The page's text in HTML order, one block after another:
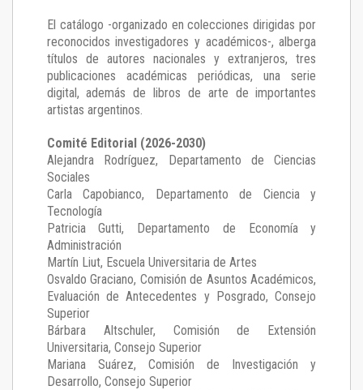
El catálogo -organizado en colecciones dirigidas por
reconocidos investigadores y académicos-, alberga
títulos de autores nacionales y extranjeros, tres
publicaciones académicas periódicas, una serie
digital, además de libros de arte de importantes
artistas argentinos.
Comité Editorial (2026-2030)
Alejandra Rodríguez, Departamento de Ciencias
Sociales
Carla Capobianco, Departamento de Ciencia y
Tecnología
Patricia Gutti, Departamento de Economía y
Administración
Martín Liut, Escuela Universitaria de Artes
Osvaldo Graciano, Comisión de Asuntos Académicos,
Evaluación de Antecedentes y Posgrado, Consejo
Superior
Bárbara Altschuler, Comisión de Extensión
Universitaria, Consejo Superior
Mariana Suárez, Comisión de Investigación y
Desarrollo, Consejo Superior